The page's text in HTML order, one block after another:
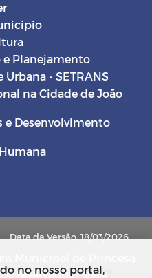
e Planejamento
- SETRANS
na Cidade de João
e Desenvolvimento
Data da Versão: 18/03/2026
reservados. SUBIR
no nosso portal,